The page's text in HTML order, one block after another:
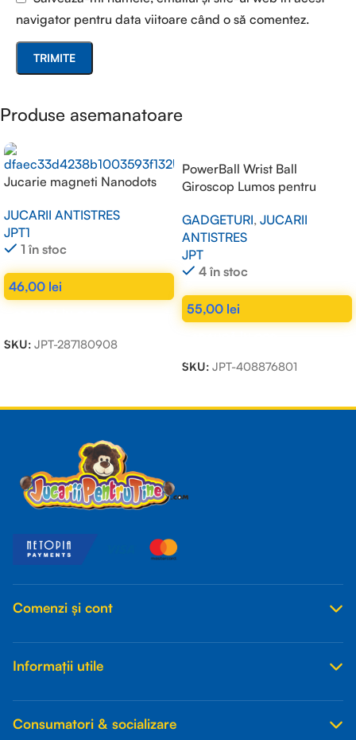
navigator pentru data viitoare când o să comentez.
Produse asemanatoare
Jucarie magneti Nanodots
JUCARII ANTISTRES
JPT1
1 în stoc
46,00 lei
SKU: JPT-287180908
PowerBall Wrist Ball
Giroscop Lumos pentru
Brat fara Baterii
GADGETURI, JUCARII
ANTISTRES
JPT
4 în stoc
55,00 lei
SKU: JPT-408876801
Comenzi și cont
Informații utile
Consumatori & socializare